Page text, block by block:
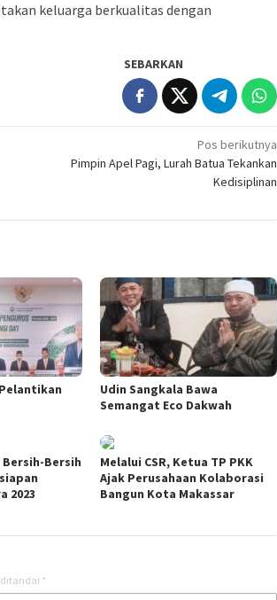
keluarga berkualitas dengan
SEBARKAN
Pos berikutnya
Pimpin Apel Pagi, Lurah Batua Tekankan
Kedisiplinan
Udin Sangkala Bawa
Semangat Eco Dakwah
Bersih-Bersih
2023
Melalui CSR, Ketua TP PKK
Ajak Perusahaan Kolaborasi
Bangun Kota Makassar
ditandai *